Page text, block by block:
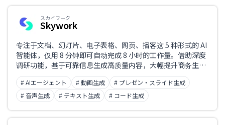
スカイワーク
Skywork
专注于文档、幻灯片、电子表格、网页、播客这 5 种形式的 AI
智能体，仅用 8 分钟即可自动完成 8 小时的工作量。借助深度
调研功能，基于可靠信息生成高质量内容，大幅提升商务生产
力的 AI 办公智能体。
# AIエージェント # 動画生成
# プレゼン・スライド生成
# 音声生成
# テキスト生成 # コード生成